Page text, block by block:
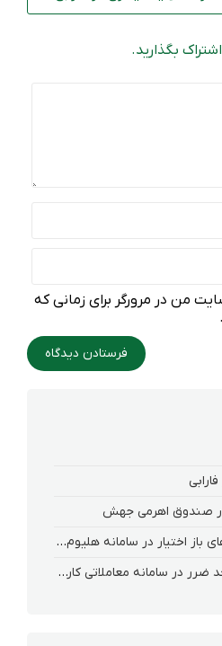
بگذارید.
من در مرورگر برای زمانی که
در صندوق اهرمی جهش
نحوه‌ مشاهده‌ موقعیت‌های باز اختیار در سامانه هلیوم و نکست
نحوه تعیین حد سود و حد ضرر در سامانه معاملاتی کارگزاری فارابی